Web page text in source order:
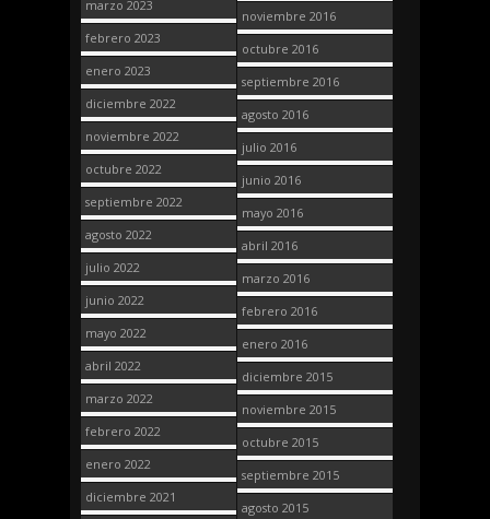
marzo 2023
febrero 2023
enero 2023
diciembre 2022
noviembre 2022
octubre 2022
septiembre 2022
agosto 2022
julio 2022
junio 2022
mayo 2022
abril 2022
marzo 2022
febrero 2022
enero 2022
diciembre 2021
noviembre 2016
octubre 2016
septiembre 2016
agosto 2016
julio 2016
junio 2016
mayo 2016
abril 2016
marzo 2016
febrero 2016
enero 2016
diciembre 2015
noviembre 2015
octubre 2015
septiembre 2015
agosto 2015